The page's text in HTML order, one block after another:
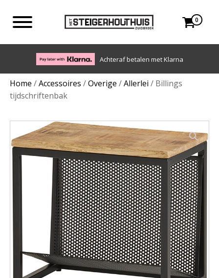
0
Eigen bezorgdienst in NL en BE. Afhalen ook mogelijk.
Home /Accessoires /Overige /Allerlei / Billings
tijdschriftenbak